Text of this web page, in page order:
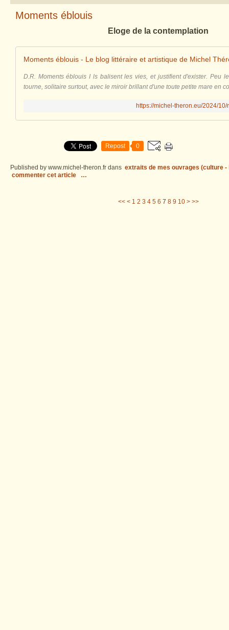
Moments éblouis
Eloge de la contemplation
Moments éblouis - Le blog littéraire et artistique de Michel
D.R. Moments éblouis I ls balisent les vies, et justifient d'exister. Peu
tourne, solitaire surtout, avec le miroir brillant d'une toute petite mare en
https://michel-theron.eu/2024/
Repost 0
Published by www.michel-theron.fr dans extraits de mes ouvrages (culture
commenter cet article
…
<< < 1 2 3 4 5 6 7 8 9 10 20
30
40
50
60
70
80
90
100
200
300
400
> >>